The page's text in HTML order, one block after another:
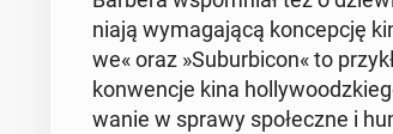
nia­ją wy­ma­ga­ją­cą kon­cep­cję
we« oraz »Su­bur­bi­co­n« to
kon­wen­cje kina
wa­nie w sprawy spo­łecz­ne i